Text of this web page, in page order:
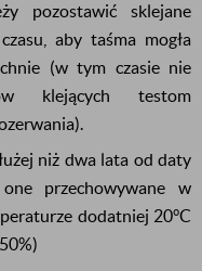
pozostawić sklejane
aby taśma mogła
(w tym czasie nie
klejących testom
niż dwa lata od daty
przechowywane w
dodatniej 20°C